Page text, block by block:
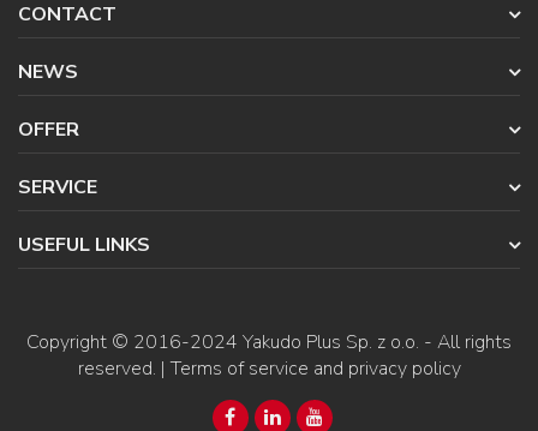
CONTACT
NEWS
OFFER
SERVICE
USEFUL LINKS
Copyright © 2016-2024 Yakudo Plus Sp. z o.o. - All rights
reserved. |Terms of service and privacy policy